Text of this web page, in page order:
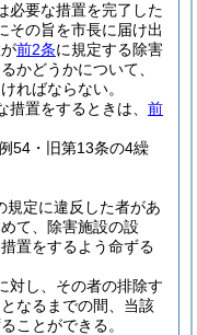
必要な措置を完了した
その旨を市長に届け出
前2条に規定する除害
かどうかについて、
ればならない。
置をするときは、 前
54・旧第13条の4繰
規定に違反した者があ
て、除害施設の設
置をするよう命ずる
対し、その者の排除す
なるまでの間、当該
ことができる。